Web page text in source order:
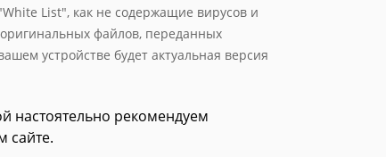
List", как не содержащие вирусов и
файлов, переданных
устройстве будет актуальная версия
настоятельно рекомендуем
сайте.